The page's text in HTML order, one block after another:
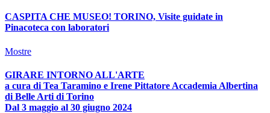
CASPITA CHE MUSEO! TORINO, Visite guidate in
Pinacoteca con laboratori
Mostre
GIRARE INTORNO ALL'ARTE
a cura di Tea Taramino e Irene Pittatore Accademia Albertina
di Belle Arti di Torino
Dal 3 maggio al 30 giugno 2024